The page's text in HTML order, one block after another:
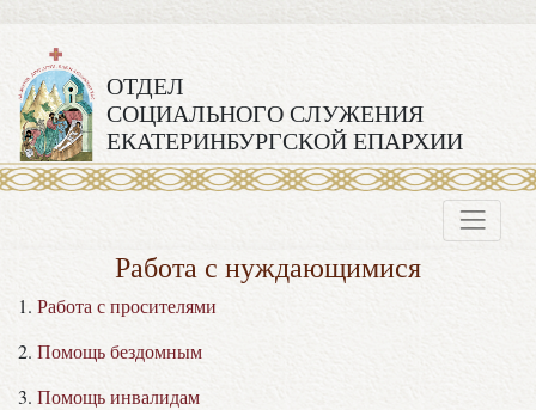
ОТДЕЛ
СОЦИАЛЬНОГО СЛУЖЕНИЯ
ЕКАТЕРИНБУРГСКОЙ ЕПАРХИИ
Работа с нуждающимися
1. Работа с просителями
2. Помощь бездомным
3. Помощь инвалидам